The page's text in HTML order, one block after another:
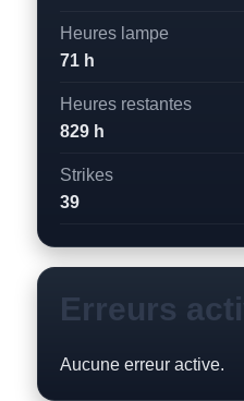
Heures lampe
71 h
Heures restantes
829 h
Strikes
39
Erreurs
Aucune erreur active.